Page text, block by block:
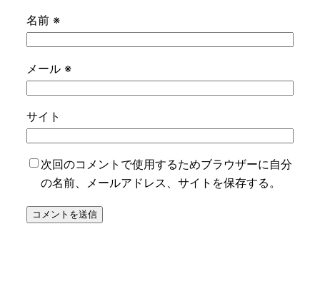
名前 ※
メール ※
サイト
次回のコメントで使用するためブラウザーに自分
の名前、メールアドレス、サイトを保存する。